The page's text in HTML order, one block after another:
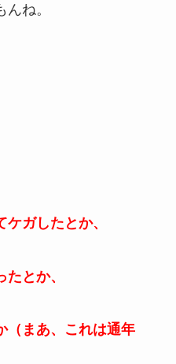
ね。
ガしたとか、
とか、
（まあ、これは通年